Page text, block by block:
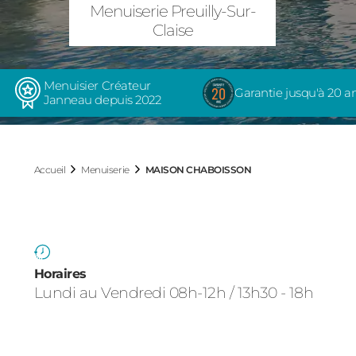
MAISON
Menuiserie Preuilly-Sur-
Claise
Menuisier Créateur
Janneau depuis 2022
Garantie jusqu'à 20
Accueil Menuiserie MAISON CHABOISSON
Horaires
Lundi au Vendredi 08h-12h / 13h30 - 18h